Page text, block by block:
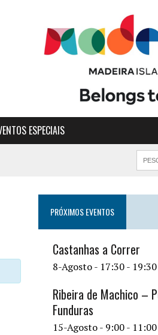
ESPECIAIS
PRÓXIMOS EVENTOS
Castanhas a Correr
8-Agosto - 17:30- 19:30
Ribeira de Machico –
Funduras
15-Agosto - 9:00- 11:00